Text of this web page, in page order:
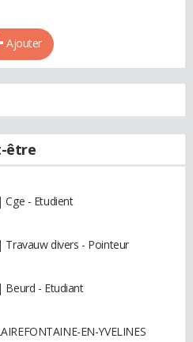
Ajouter
être
- Etudient
divers - Pointeur
- Etudiant
EN-YVELINES